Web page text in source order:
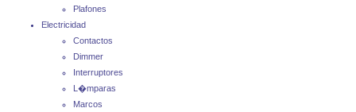
Plafones
Electricidad
Contactos
Dimmer
Interruptores
L�mparas
Marcos